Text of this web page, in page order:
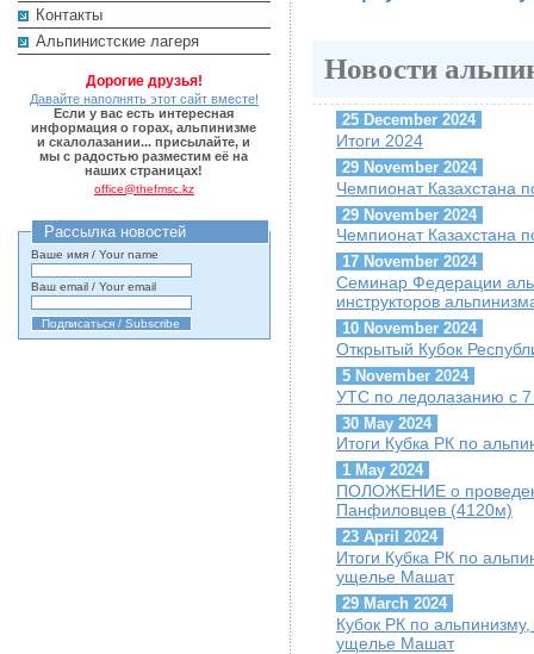
Контакты
Альпинистские лагеря
Дорогие друзья!
Давайте наполнять этот сайт вместе!
Если у вас есть интересная
информация о горах, альпинизме
и скалолазании... присылайте, и
мы с радостью разместим её на
наших страницах!
office@thefmsc.kz
Рассылка новостей
Ваше имя / Your name
Ваш email / Your email
Новости
25 December 2024
Итоги 2024
29 November 2024
Чемпионат Казахстана
29 November 2024
Чемпионат Казахстана
17 November 2024
Семинар Федерации
инструкторов
10 November 2024
Открытый Кубок
5 November 2024
УТС по ледолазанию с 7
30 May 2024
Итоги Кубка РК по
1 May 2024
ПОЛОЖЕНИЕ о
Панфиловцев (4120м)
23 April 2024
Итоги Кубка РК по
ущелье Машат
29 March 2024
Кубок РК по
ущелье Машат